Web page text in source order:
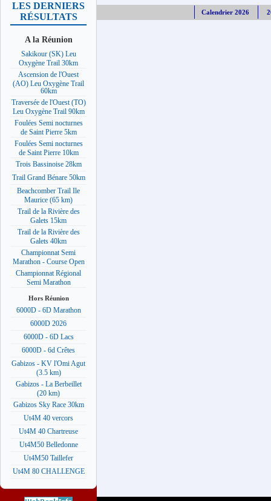
LES DERNIERS
RÉSULTATS
A la Réunion
Sakikour (SK) Leu
Oxygène Trail 30km
Ascension de l'Ouest
(AO) Leu Oxygène Trail
60km
Traversée de l'Ouest (TO)
Leu Oxygène Trail 90km
Foulées Semi nocturnes
de Saint Pierre 5km
Foulées Semi nocturnes
de Saint Pierre 10km
Trois Bassinoise 28km
Trail Grand Bénare 50km
Beachcomber Trail Ile
Maurice (65 km)
Trail de la Rivière des
Galets 15km
Trail de la Rivière des
Galets 40km
Championnat Semi
Marathon - Course Open
Championnat Régional
Semi Marathon
Hors Réunion
6000D - 6D Marathon
6000D 2026
6000D - 6D Lacs
6000D - 6d Crêtes
Gabizos - KV l'Omi Agut
(3.5 km)
Gabizos - La Berbeillet
(20 km)
Gabizos Sky Race 30km
Ut4M 40 vercors
Ut4M 40 Chartreuse
Ut4M50 Belledonne
Ut4M50 Taillefer
Ut4M 80 CHALLENGE
Calendrier 2026